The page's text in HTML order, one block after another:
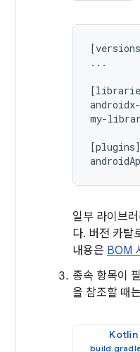
...
my-
[plugins]
일부 라이브
다. 버전 카탈
내용은 BOM
종속 항목이
을 참조할 때
Kotlin